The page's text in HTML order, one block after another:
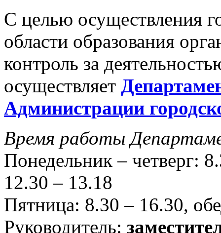
С целью осуществления
области образования
контроль за
осуществляет
Администрации
Время работы
Понедельник – четверг:
12.30 – 13.18
Пятница: 8.30 – 16.30,
Руководитель: